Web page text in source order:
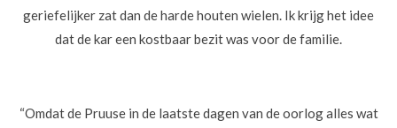
geriefelijker zat dan de harde houten wielen. Ik krijg het idee
dat de kar een kostbaar bezit was voor de familie.
“Omdat de Pruuse in de laatste dagen van de oorlog alles wat